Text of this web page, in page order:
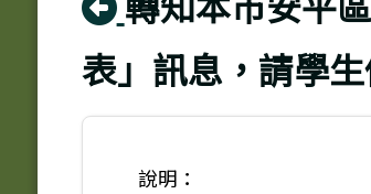
表」訊息，請學
說明：